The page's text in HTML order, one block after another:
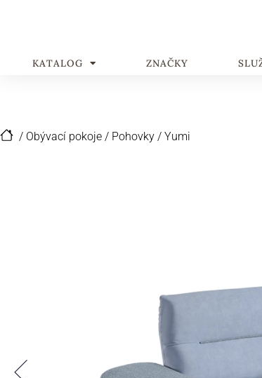
KATALOG ZNAČKY
/ Obývací pokoje / Pohovky / Yumi